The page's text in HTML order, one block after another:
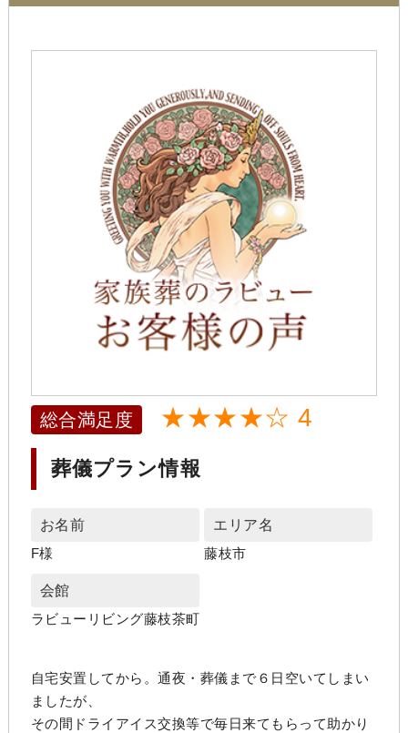
総合満足度 ★★★★☆ 4
葬儀プラン情報
お名前
F様
エリア名
藤枝市
会館
ラビューリビング藤枝茶町
自宅安置してから。通夜・葬儀まで６日空いてしまい
ましたが、
その間ドライアイス交換等で毎日来てもらって助かり